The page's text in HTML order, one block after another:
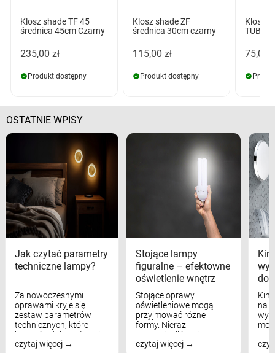
Klosz shade TF 45
średnica 45cm Czarny
235,00 zł
Produkt dostępny
Klosz shade ZF
średnica 30cm czarny
115,00 zł
Produkt dostępny
Klosz
TUBE
75,00
OSTATNIE WPISY
Jak czytać parametry
techniczne lampy?
Za nowoczesnymi
oprawami kryje się
zestaw parametrów
technicznych, które
bezpośrednio wpływają
na komfort widzenia,
czytaj więcej
Stojące lampy
figuralne – efektowne
oświetlenie wnętrz
Stojące oprawy
oświetleniowe mogą
przyjmować różne
formy. Nieraz
wspominaliśmy już
modele na łukowych
czytaj więcej
na